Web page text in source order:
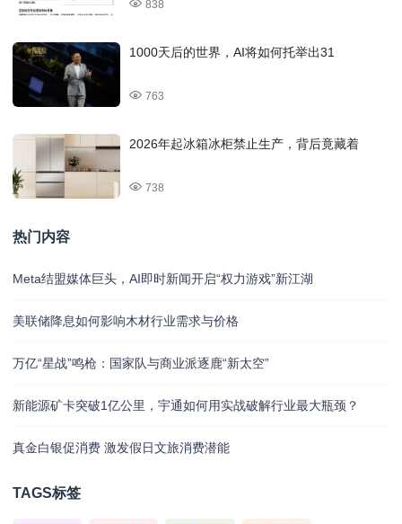
838
1000天后的世界，AI将如何托举出31
763
2026年起冰箱冰柜禁止生产，背后竟藏着
738
热门内容
Meta结盟媒体巨头，AI即时新闻开启“权力游戏”新江湖
美联储降息如何影响木材行业需求与价格
万亿“星战”鸣枪：国家队与商业派逐鹿“新太空”
新能源矿卡突破1亿公里，宇通如何用实战破解行业最大瓶颈？
真金白银促消费 激发假日文旅消费潜能
TAGS标签